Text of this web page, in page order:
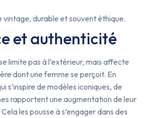
vintage, durable et souvent éthique.
et authenticité
limite pas à l’extérieur, mais affecte
dont une femme se perçoit. En
s’inspire de modèles iconiques, de
rapportent une augmentation de leur
les pousse à s’engager dans des